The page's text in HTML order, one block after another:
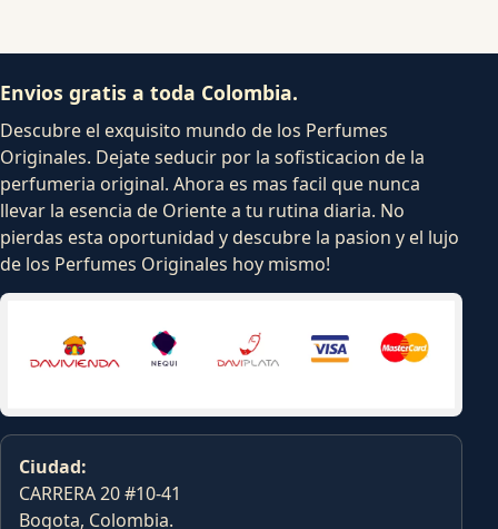
Envios gratis a toda Colombia.
Descubre el exquisito mundo de los Perfumes
Originales. Dejate seducir por la sofisticacion de la
perfumeria original. Ahora es mas facil que nunca
llevar la esencia de Oriente a tu rutina diaria. No
pierdas esta oportunidad y descubre la pasion y el lujo
de los Perfumes Originales hoy mismo!
Ciudad:
CARRERA 20 #10-41
Bogota, Colombia.